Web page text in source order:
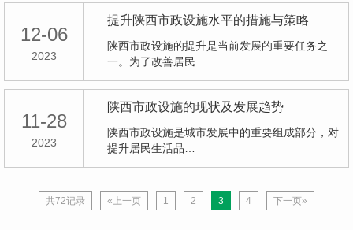
12-06
2023
提升陕西市政设施水平的措施与策略
陕西市政设施的提升是当前发展的重要任务之
一。为了改善居民…
11-28
2023
陕西市政设施的现状及发展趋势
陕西市政设施是城市发展中的重要组成部分，对
提升居民生活品…
共72记录 «上一页 1 2 3 4 下一页»